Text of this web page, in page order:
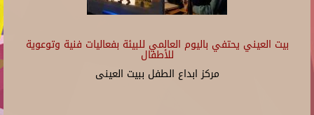
بيت العيني يحتفي باليوم العالمي للبيئة بفعاليات فنية وتوعوية
للأطفال
مركز ابداع الطفل ببيت العينى